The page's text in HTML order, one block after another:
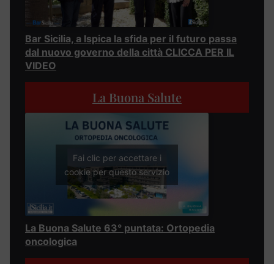
Bar Sicilia, a Ispica la sfida per il futuro passa
dal nuovo governo della città CLICCA PER IL
VIDEO
La Buona Salute
Fai clic per accettare i
cookie per questo servizio
La Buona Salute 63° puntata: Ortopedia
oncologica